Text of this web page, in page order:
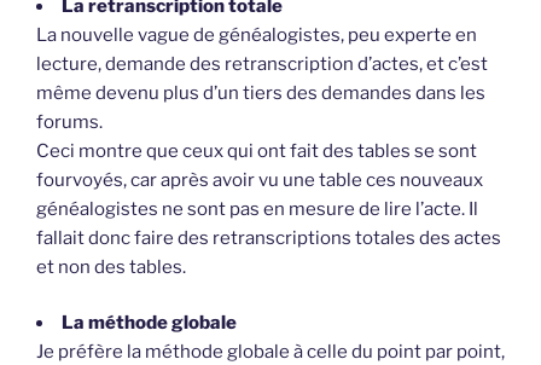
La retranscription totale
La nouvelle vague de généalogistes, peu experte en
lecture, demande des retranscription d’actes, et c’est
même devenu plus d’un tiers des demandes dans les
forums.
Ceci montre que ceux qui ont fait des tables se sont
fourvoyés, car après avoir vu une table ces nouveaux
généalogistes ne sont pas en mesure de lire l’acte. Il
fallait donc faire des retranscriptions totales des actes
et non des tables.
La méthode globale
Je préfère la méthode globale à celle du point par point,